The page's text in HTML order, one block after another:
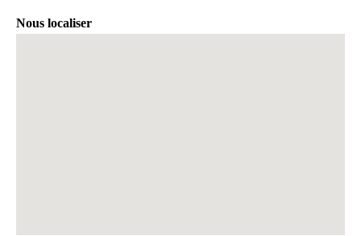
Nous localiser